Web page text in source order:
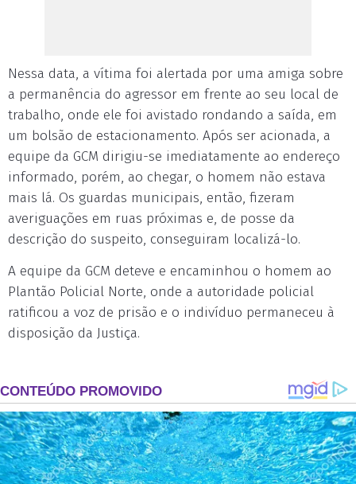
Nessa data, a vítima foi alertada por uma amiga sobre
a permanência do agressor em frente ao seu local de
trabalho, onde ele foi avistado rondando a saída, em
um bolsão de estacionamento. Após ser acionada, a
equipe da GCM dirigiu-se imediatamente ao endereço
informado, porém, ao chegar, o homem não estava
mais lá. Os guardas municipais, então, fizeram
averiguações em ruas próximas e, de posse da
descrição do suspeito, conseguiram localizá-lo.
A equipe da GCM deteve e encaminhou o homem ao
Plantão Policial Norte, onde a autoridade policial
ratificou a voz de prisão e o indivíduo permaneceu à
disposição da Justiça.